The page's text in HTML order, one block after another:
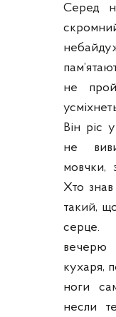
Серед
не
Він ріс
не
мовчки,
Хто
такий,
серце.
вечерю
кухаря,
ноги
несли